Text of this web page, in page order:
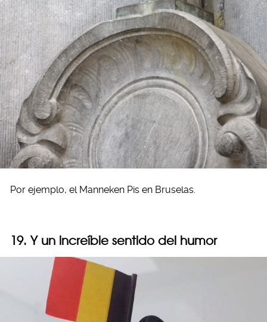
Por ejemplo, el Manneken Pis en Bruselas.
19. Y un increíble sentido del humor